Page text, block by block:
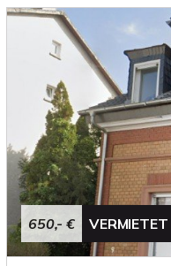
650,- € VERMIETET